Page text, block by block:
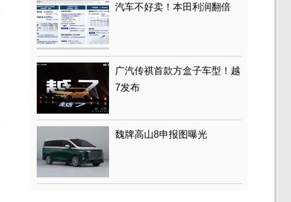
汽车不好卖！本田利润翻倍
广汽传祺首款方盒子车型！越
7发布
魏牌高山8申报图曝光